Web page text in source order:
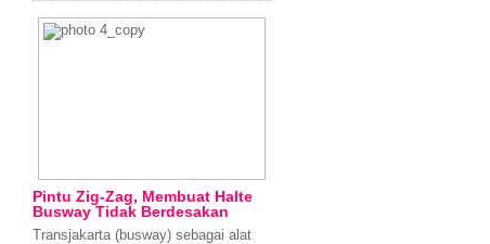
Pintu Zig-Zag, Membuat Halte
Busway Tidak Berdesakan
Transjakarta (busway) sebagai alat